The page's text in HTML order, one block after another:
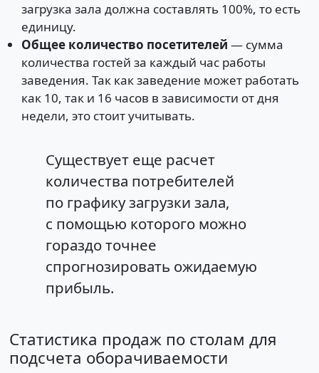
загрузка зала должна составлять 100%, то есть
единицу.
Общее количество посетителей — сумма
количества гостей за каждый час работы
заведения. Так как заведение может работать
как 10, так и 16 часов в зависимости от дня
недели, это стоит учитывать.
Существует еще расчет
количества потребителей
по графику загрузки зала,
с помощью которого можно
гораздо точнее
спрогнозировать ожидаемую
прибыль.
Статистика продаж по столам для
подсчета оборачиваемости